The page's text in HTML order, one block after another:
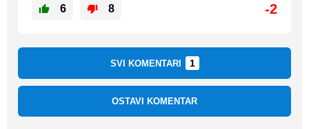
6 8 -2
SVI KOMENTARI 1
OSTAVI KOMENTAR